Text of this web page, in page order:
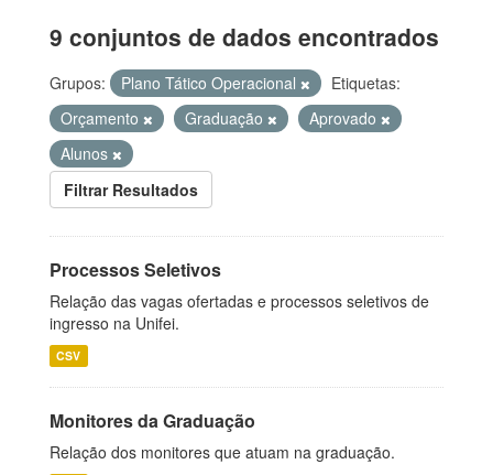
9 conjuntos de dados encontrados
Grupos: Plano Tático Operacional
Etiquetas:
Orçamento
Graduação
Aprovado
Alunos
Filtrar Resultados
Processos Seletivos
Relação das vagas ofertadas e processos seletivos de
ingresso na Unifei.
CSV
Monitores da Graduação
Relação dos monitores que atuam na graduação.